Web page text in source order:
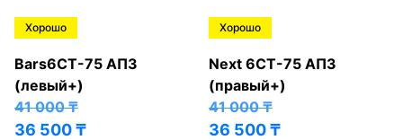
Хорошо
Bars6СТ-75 АПЗ
(левый+)
41 000₸
36 500₸
Хорошо
Next 6СТ-75 АПЗ
(правый+)
41 000₸
36 500₸